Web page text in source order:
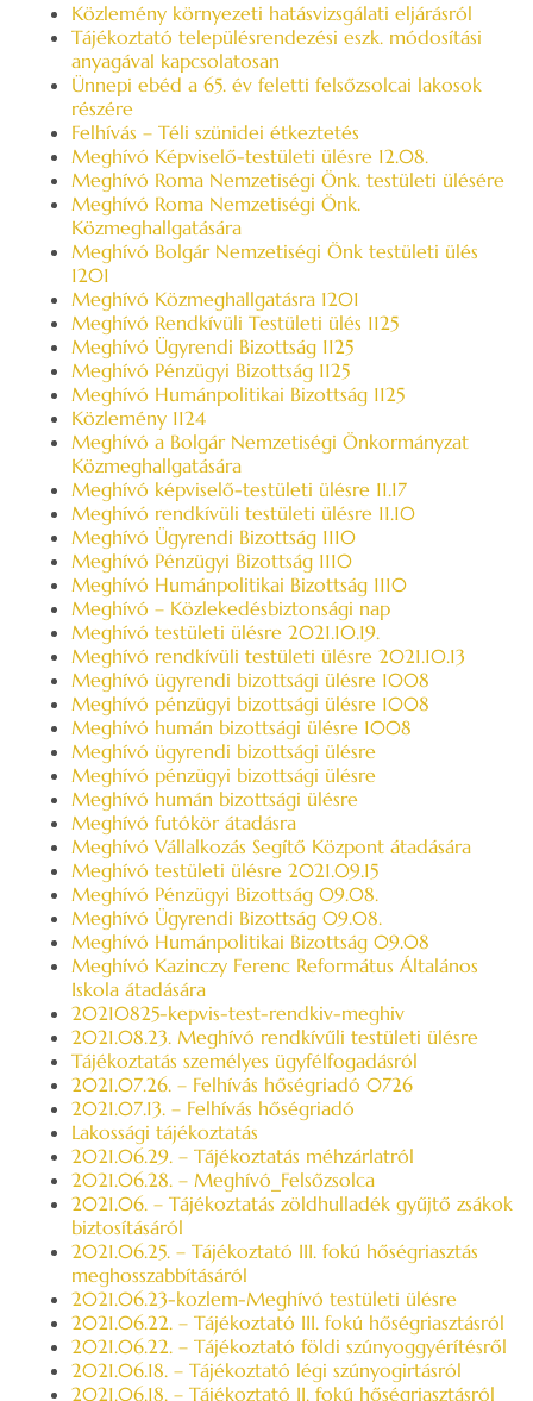
Közlemény környezeti hatásvizsgálati eljárásról
Tájékoztató településrendezési eszk. módosítási
anyagával kapcsolatosan
Ünnepi ebéd a 65. év feletti felsőzsolcai lakosok
részére
Felhívás – Téli szünidei étkeztetés
Meghívó Képviselő-testületi ülésre 12.08.
Meghívó Roma Nemzetiségi Önk. testületi ülésére
Meghívó Roma Nemzetiségi Önk.
Közmeghallgatására
Meghívó Bolgár Nemzetiségi Önk testületi ülés
1201
Meghívó Közmeghallgatásra 1201
Meghívó Rendkívüli Testületi ülés 1125
Meghívó Ügyrendi Bizottság 1125
Meghívó Pénzügyi Bizottság 1125
Meghívó Humánpolitikai Bizottság 1125
Közlemény 1124
Meghívó a Bolgár Nemzetiségi Önkormányzat
Közmeghallgatására
Meghívó képviselő-testületi ülésre 11.17
Meghívó rendkívüli testületi ülésre 11.10
Meghívó Ügyrendi Bizottság 1110
Meghívó Pénzügyi Bizottság 1110
Meghívó Humánpolitikai Bizottság 1110
Meghívó – Közlekedésbiztonsági nap
Meghívó testületi ülésre 2021.10.19.
Meghívó rendkívüli testületi ülésre 2021.10.13
Meghívó ügyrendi bizottsági ülésre 1008
Meghívó pénzügyi bizottsági ülésre 1008
Meghívó humán bizottsági ülésre 1008
Meghívó ügyrendi bizottsági ülésre
Meghívó pénzügyi bizottsági ülésre
Meghívó humán bizottsági ülésre
Meghívó futókör átadásra
Meghívó Vállalkozás Segítő Központ átadására
Meghívó testületi ülésre 2021.09.15
Meghívó Pénzügyi Bizottság 09.08.
Meghívó Ügyrendi Bizottság 09.08.
Meghívó Humánpolitikai Bizottság 09.08
Meghívó Kazinczy Ferenc Református Általános
Iskola átadására
20210825-kepvis-test-rendkiv-meghiv
2021.08.23. Meghívó rendkívűli testületi ülésre
Tájékoztatás személyes ügyfélfogadásról
2021.07.26. – Felhívás hőségriadó 0726
2021.07.13. – Felhívás hőségriadó
Lakossági tájékoztatás
2021.06.29. – Tájékoztatás méhzárlatról
2021.06.28. – Meghívó_Felsőzsolca
2021.06. – Tájékoztatás zöldhulladék gyűjtő zsákok
biztosításáról
2021.06.25. – Tájékoztató III. fokú hőségriasztás
meghosszabbításáról
2021.06.23-kozlem-Meghívó testületi ülésre
2021.06.22. – Tájékoztató III. fokú hőségriasztásról
2021.06.22. – Tájékoztató földi szúnyoggyérítésről
2021.06.18. – Tájékoztató légi szúnyogirtásról
2021.06.18. – Tájékoztató II. fokú hőségriasztásról